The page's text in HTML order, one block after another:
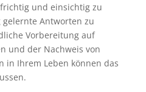
und einsichtig zu
Antworten zu
Vorbereitung auf
und der Nachweis von
in Ihrem Leben können das